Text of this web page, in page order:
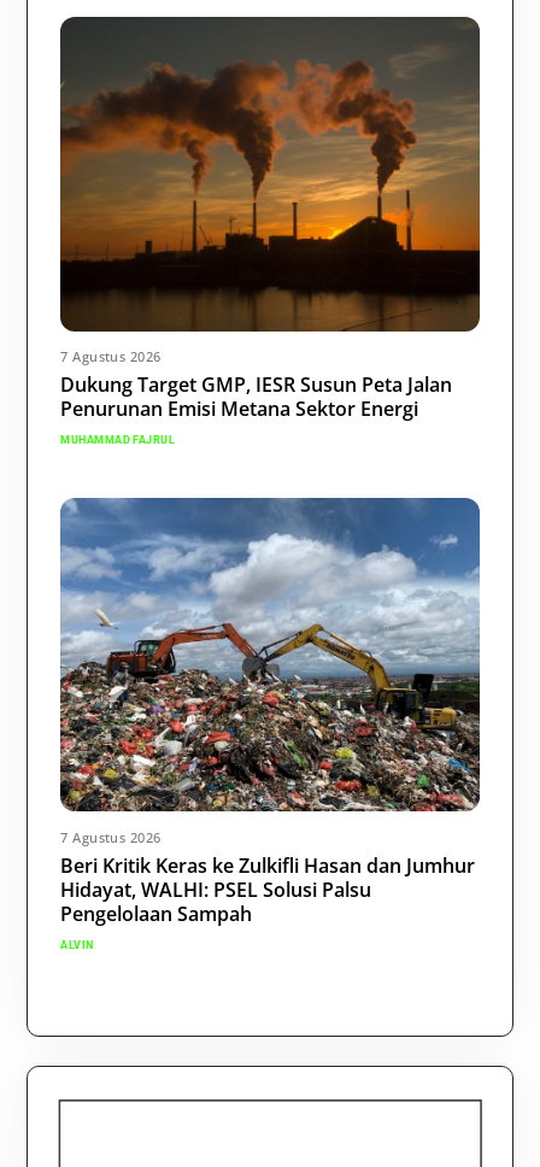
7 Agustus 2026
Dukung Target GMP, IESR Susun Peta Jalan
Penurunan Emisi Metana Sektor Energi
MUHAMMAD FAJRUL
7 Agustus 2026
Beri Kritik Keras ke Zulkifli Hasan dan Jumhur
Hidayat, WALHI: PSEL Solusi Palsu
Pengelolaan Sampah
ALVIN